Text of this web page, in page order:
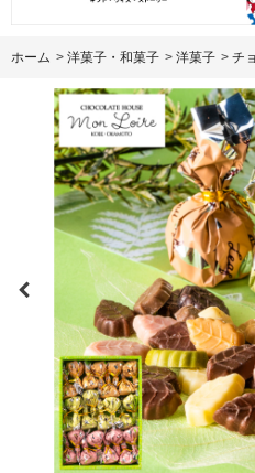
ホーム > 洋菓子・和菓子 > 洋菓子 > チ